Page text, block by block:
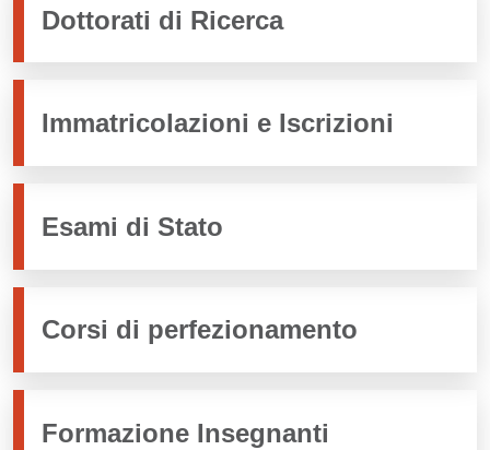
Dottorati di Ricerca
Immatricolazioni e Iscrizioni
Esami di Stato
Corsi di perfezionamento
Formazione Insegnanti